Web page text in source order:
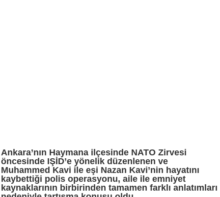
Ankara’nın Haymana ilçesinde NATO Zirvesi
öncesinde IŞİD’e yönelik düzenlenen ve
Muhammed Kavi ile eşi Nazan Kavi’nin hayatını
kaybettiği polis operasyonu, aile ile emniyet
kaynaklarının birbirinden tamamen farklı anlatımları